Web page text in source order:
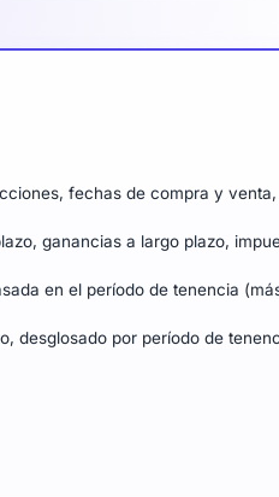
fechas de compra y
ganancias a largo plazo,
en el período de tenencia
desglosado por período de